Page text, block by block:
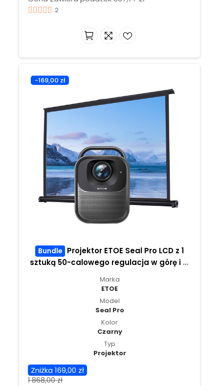
2
-169,00 zł
Bundle
sztuką 50-calowego regulacja w górę i w
Marka
ETOE
Model
Seal Pro
Kolor
Czarny
Typ
Projektor
Zniżka 169,00 zł
1 868,00 zł